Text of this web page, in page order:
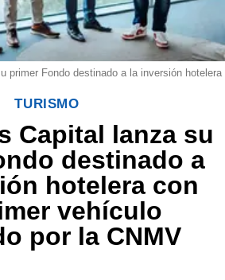
primer Fondo destinado a la inversión
TURISMO
Capital lanza su
destinado a
hotelera con
vehículo
por la CNMV